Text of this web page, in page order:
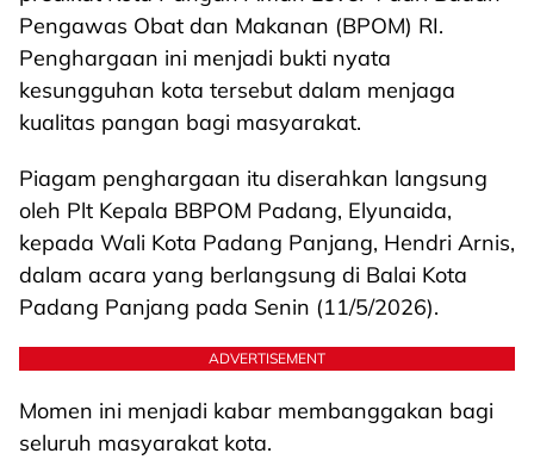
Pengawas Obat dan Makanan (BPOM) RI.
Penghargaan ini menjadi bukti nyata
kesungguhan kota tersebut dalam menjaga
kualitas pangan bagi masyarakat.
Piagam penghargaan itu diserahkan langsung
oleh Plt Kepala BBPOM Padang, Elyunaida,
kepada Wali Kota Padang Panjang, Hendri Arnis,
dalam acara yang berlangsung di Balai Kota
Padang Panjang pada Senin (11/5/2026).
ADVERTISEMENT
Momen ini menjadi kabar membanggakan bagi
seluruh masyarakat kota.